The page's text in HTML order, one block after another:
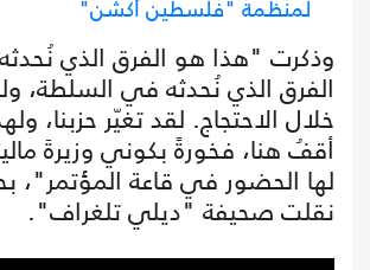
لمنظمة "فلسطين أكشن"
وذكرت "هذا هو الفرق الذي
الفرق الذي نُحدثه في السلطة،
خلال الاحتجاج. لقد تغيّر حزبنا،
أقفُ هنا، فخورةً بكوني وزيرةَ
لها الحضور في قاعة المؤتمر"،
نقلت صحيفة "ديلي تلغراف".